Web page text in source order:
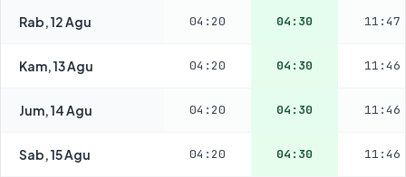
Rab, 12 Agu 04:20 04:30 11:47
Kam, 13 Agu 04:20 04:30 11:46
Jum, 14 Agu 04:20 04:30 11:46
Sab, 15 Agu 04:20 04:30 11:46